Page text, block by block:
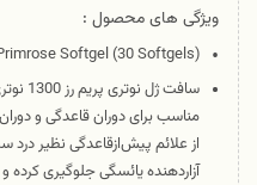
ویژگی های محصول :
Softgel (30 Softgels)
سافت
مناسب برای دوران قاعدگی و
از علائم پیش‌از‌قاعدگی نظیر درد
آزاردهنده یائسگی جلوگیری